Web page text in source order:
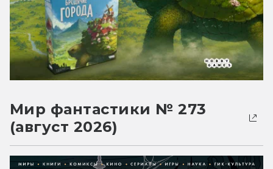
Мир фантастики № 273
(август 2026)